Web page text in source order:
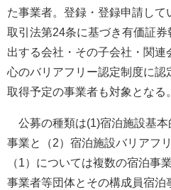
た事業者。登録・登録申請し
取引法第24条に基づき有価証
出する会社・その子会社・関連
心のバリアフリー認定制度に認
取得予定の事業者も対象となる。
公募の種類は(1)宿泊施設基本
事業と（2）宿泊施設バリアフ
（1）については複数の宿泊事
事業者等団体とその構成員宿泊